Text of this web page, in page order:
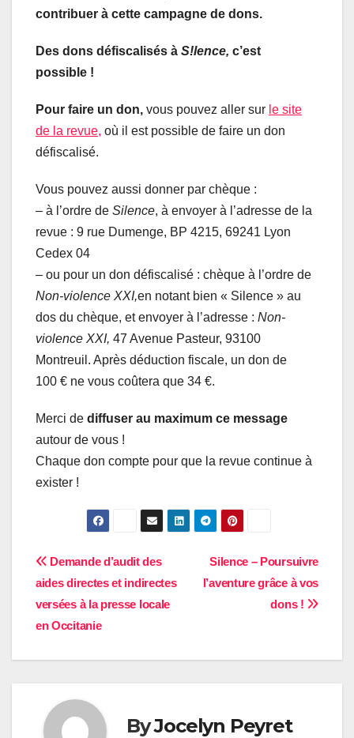
contribuer à cette campagne de dons.
Des dons défiscalisés à S!lence, c’est
possible !
Pour faire un don, vous pouvez aller sur le site
de la revue, où il est possible de faire un don
défiscalisé.
Vous pouvez aussi donner par chèque :
– à l’ordre de Silence, à envoyer à l’adresse de la
revue : 9 rue Dumenge, BP 4215, 69241 Lyon
Cedex 04
– ou pour un don défiscalisé : chèque à l’ordre de
Non-violence XXI,en notant bien « Silence » au
dos du chèque, et envoyer à l’adresse : Non-
violence XXI, 47 Avenue Pasteur, 93100
Montreuil. Après déduction fiscale, un don de
100 € ne vous coûtera que 34 €.
Merci de diffuser au maximum ce message
autour de vous !
Chaque don compte pour que la revue continue à
exister !
Navigation
de
l’article
Silence – Poursuivre
l’aventure grâce à vos
dons !
Demande d’audit des
aides directes et indirectes
versées à la presse locale
en Occitanie
ByJocelyn Peyret